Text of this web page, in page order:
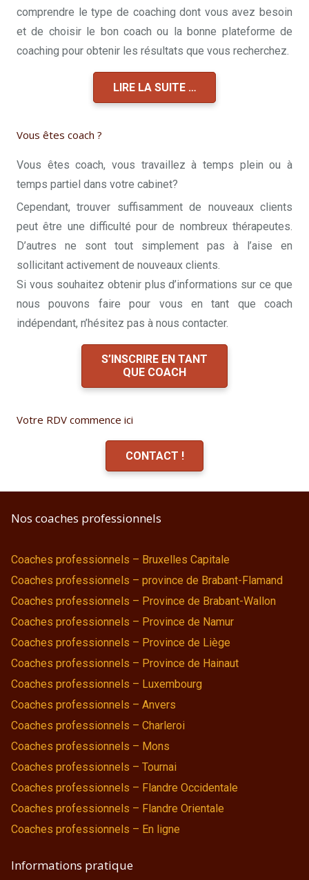
comprendre le type de coaching dont vous avez besoin
et de choisir le bon coach ou la bonne plateforme de
coaching pour obtenir les résultats que vous recherchez.
LIRE LA SUITE …
Vous êtes coach ?
Vous êtes coach, vous travaillez à temps plein ou à
temps partiel dans votre cabinet?
Cependant, trouver suffisamment de nouveaux clients
peut être une difficulté pour de nombreux thérapeutes.
D’autres ne sont tout simplement pas à l’aise en
sollicitant activement de nouveaux clients.
Si vous souhaitez obtenir plus d’informations sur ce que
nous pouvons faire pour vous en tant que coach
indépendant, n’hésitez pas à nous contacter.
S’INSCRIRE EN TANT
QUE COACH
Votre RDV commence ici
CONTACT !
Nos coaches professionnels
Coaches professionnels – Bruxelles Capitale
Coaches professionnels – province de Brabant-Flamand
Coaches professionnels – Province de Brabant-Wallon
Coaches professionnels – Province de Namur
Coaches professionnels – Province de Liège
Coaches professionnels – Province de Hainaut
Coaches professionnels – Luxembourg
Coaches professionnels – Anvers
Coaches professionnels – Charleroi
Coaches professionnels – Mons
Coaches professionnels – Tournai
Coaches professionnels – Flandre Occidentale
Coaches professionnels – Flandre Orientale
Coaches professionnels – En ligne
Informations pratique